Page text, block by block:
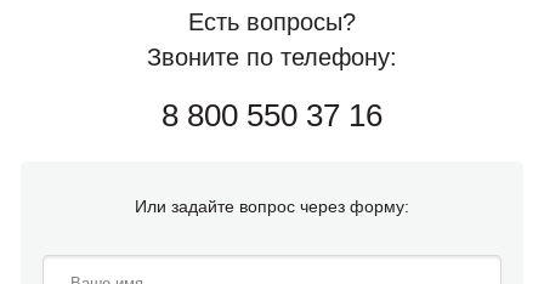
Есть вопросы?
Звоните по телефону:
8 800 550 37 16
Или задайте вопрос через форму: